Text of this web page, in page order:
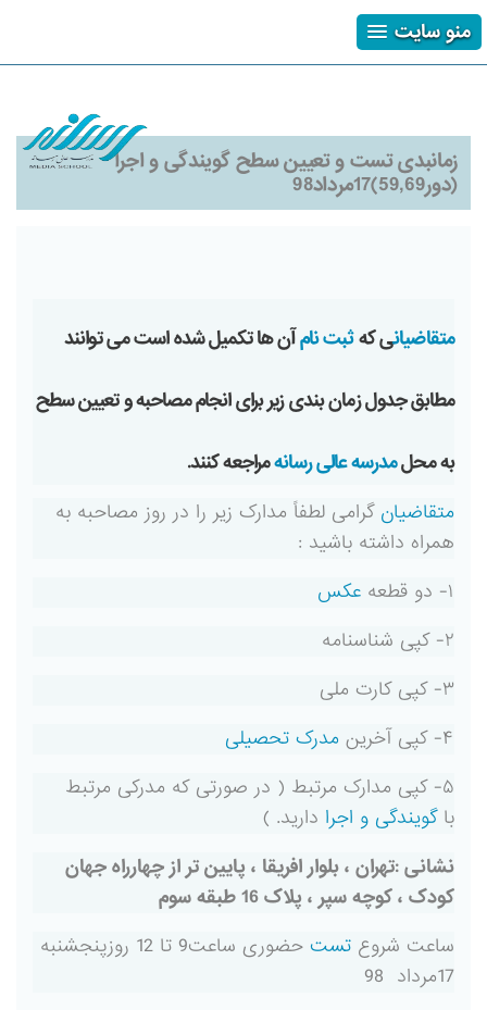
منو سایت
زمانبدی تست و تعیین سطح گویندگی و اجرا
(دور59,69)17مرداد98
متقاضیانی کهثبت نامآن ها تکمیل شده است می توانند
مطابق جدول زمان بندی زیر برای انجام مصاحبه و تعیین سطح
به محلمدرسه عالی رسانهمراجعه کنند.
متقاضیان گرامی لطفاً مدارک زیر را در روز مصاحبه به
همراه داشته باشید :
۱- دو قطعه
عکس
۲- کپی شناسنامه
۳- کپی کارت ملی
۴- کپی آخرین
مدرک تحصیلی
۵- کپی مدارک مرتبط ( در صورتی که مدرکی مرتبط
باگویندگی و اجرا دارید. )
نشانی :تهران ، بلوار افریقا ، پایین تر از چهارراه جهان
کودک ، کوچه سپر ، پلاک 16 طبقه سوم
ساعت شروع تست
حضوری ساعت9 تا 12 روزپنجشنبه
17مرداد 98